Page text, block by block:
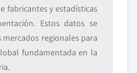
fabricantes y estadísticas
Estos datos se
regionales para
fundamentada en la